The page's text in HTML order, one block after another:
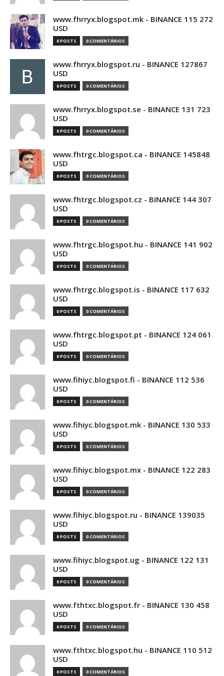
www.fhrryx.blogspot.mk - BINANCE 115 272
USD
0 POSTS 0 COMENTÁRIOS
www.fhrryx.blogspot.ru - BINANCE 127867
USD
0 POSTS 0 COMENTÁRIOS
www.fhrryx.blogspot.se - BINANCE 131 723
USD
0 POSTS 0 COMENTÁRIOS
www.fhtrgc.blogspot.ca - BINANCE 145848
USD
0 POSTS 0 COMENTÁRIOS
www.fhtrgc.blogspot.cz - BINANCE 144 307
USD
0 POSTS 0 COMENTÁRIOS
www.fhtrgc.blogspot.hu - BINANCE 141 902
USD
0 POSTS 0 COMENTÁRIOS
www.fhtrgc.blogspot.is - BINANCE 117 632
USD
0 POSTS 0 COMENTÁRIOS
www.fhtrgc.blogspot.pt - BINANCE 124 061
USD
0 POSTS 0 COMENTÁRIOS
www.fihiyc.blogspot.fi - BINANCE 112 536
USD
0 POSTS 0 COMENTÁRIOS
www.fihiyc.blogspot.mk - BINANCE 130 533
USD
0 POSTS 0 COMENTÁRIOS
www.fihiyc.blogspot.mx - BINANCE 122 283
USD
0 POSTS 0 COMENTÁRIOS
www.fihiyc.blogspot.ru - BINANCE 139035
USD
0 POSTS 0 COMENTÁRIOS
www.fihiyc.blogspot.ug - BINANCE 122 131
USD
0 POSTS 0 COMENTÁRIOS
www.fthtxc.blogspot.fr - BINANCE 130 458
USD
0 POSTS 0 COMENTÁRIOS
www.fthtxc.blogspot.hu - BINANCE 110 512
USD
0 POSTS 0 COMENTÁRIOS